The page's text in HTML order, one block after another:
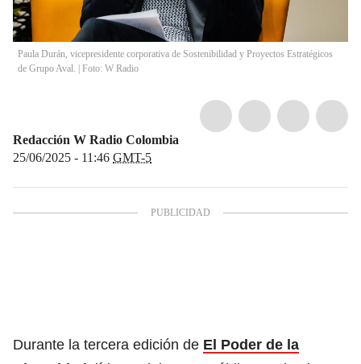
Paula Durán, vicepresidente corporativa de Sostenibilidad y Proyectos Estratégicos
de Grupo Aval. | Foto: W Radio
Redacción W Radio Colombia
25/06/2025 - 11:46 GMT-5
Durante la tercera edición de El Poder de la